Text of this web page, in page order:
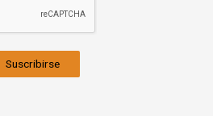
Suscribirse